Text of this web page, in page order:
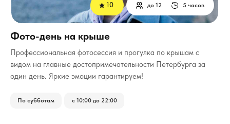
Профессиональная фотосессия и прогулка по крышам с
видом на главные достопримечательности Петербурга за
один день. Яркие эмоции гарантируем!
5 часов
до 12
По субботам с 10:00 до 22:00
Фото-день на крыше
10